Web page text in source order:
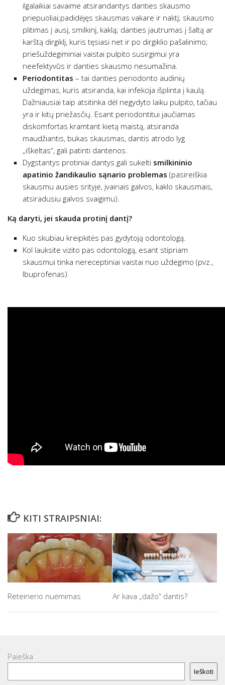
ilgalaikiai savaime atsirandantys danties skausmo
priepuoliai;padidėjęs skausmas vakare ir naktį; skausmo
plitimas į ausį, smilkinį, kaklą; danties jautrumas į šaltą ar
karštą dirgiklį, kuris tęsiasi net ir po dirgiklio pašalinimo;
priešuždegiminiai vaistai pulpito susirgimui yra
neefektyvūs ir danties skausmo nesumažina.
Periodontitas – tai danties periodonto audinių
uždegimas, kuris atsiranda, kai infekcija išplinta į kaulą.
Dažniausiai taip atsitinka dėl negydyto laiku pulpito, tačiau
yra ir kitų priežasčių. Esant periodontitui jaučiamas
diskomfortas kramtant kietą maistą, atsiranda
maudžiantis, bukas skausmas, dantis atrodo lyg
„iškeltas“, gali patinti dantenos.
Dygstantys protiniai dantys gali sukelti smilkininio
apatinio žandikaulio sąnario problemas (pasireiškia
skausmu ausies srityje, įvairiais galvos, kaklo skausmais,
atsiradusiu galvos svaigimu).
Ką daryti, jei skauda protinį dantį?
Kuo skubiau kreipkitės pas gydytoją odontologą.
Kol lauksite vizito pas odontologą, esant stipriam
skausmui tinka nereceptiniai vaistai nuo uždegimo (pvz.,
Ibuprofenas)
KITI STRAIPSNIAI:
Reteinerio nuėmimas Ar kava „dažo” dantis?
Paieška
Ieškoti